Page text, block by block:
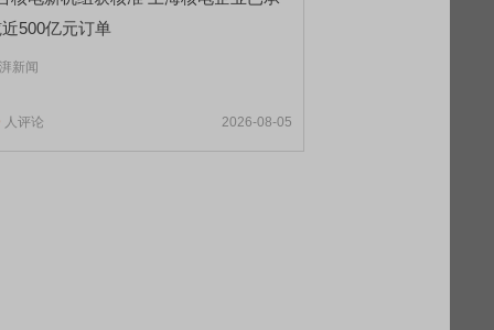
500亿元订单
新闻
人评论 2026-08-05